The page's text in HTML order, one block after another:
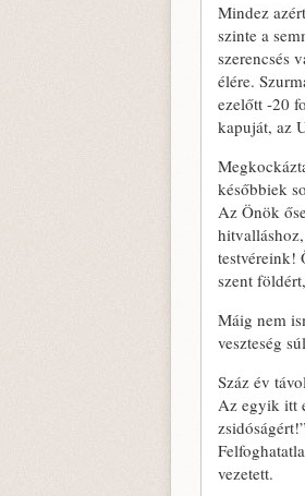
Mindez
szinte a
szerencsés
élére.
ezelőtt -20
kapuját, az
későbbiek
Az Önök
testvéreink!
szent
Máig nem
veszteség
Száz év
Az egyik itt
vezetett.